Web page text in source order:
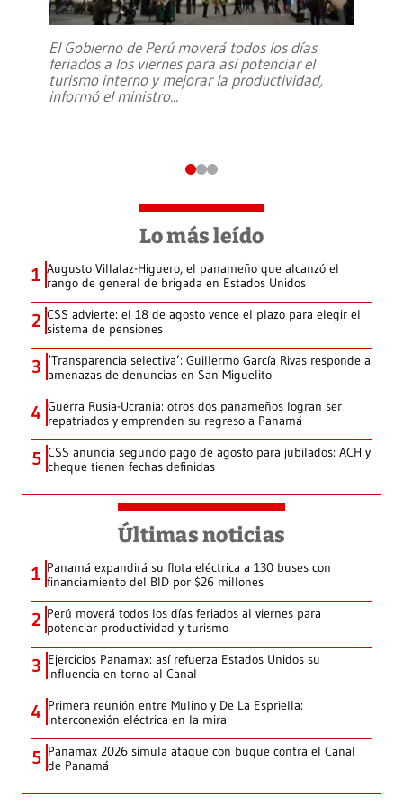
El Gobierno de Perú moverá todos los días
feriados a los viernes para así potenciar el
turismo interno y mejorar la productividad,
informó el ministro...
Lo más leído
1 Augusto Villalaz-Higuero, el panameño que alcanzó el
rango de general de brigada en Estados Unidos
2 CSS advierte: el 18 de agosto vence el plazo para elegir el
sistema de pensiones
3 ‘Transparencia selectiva’: Guillermo García Rivas responde a
amenazas de denuncias en San Miguelito
4 Guerra Rusia-Ucrania: otros dos panameños logran ser
repatriados y emprenden su regreso a Panamá
5 CSS anuncia segundo pago de agosto para jubilados: ACH y
cheque tienen fechas definidas
Últimas noticias
1 Panamá expandirá su flota eléctrica a 130 buses con
financiamiento del BID por $26 millones
2 Perú moverá todos los días feriados al viernes para
potenciar productividad y turismo
3 Ejercicios Panamax: así refuerza Estados Unidos su
influencia en torno al Canal
4 Primera reunión entre Mulino y De La Espriella:
interconexión eléctrica en la mira
5 Panamax 2026 simula ataque con buque contra el Canal
de Panamá